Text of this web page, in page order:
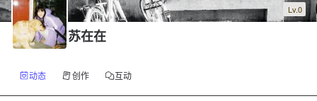
Lv.0
苏在在
动态 创作 互动